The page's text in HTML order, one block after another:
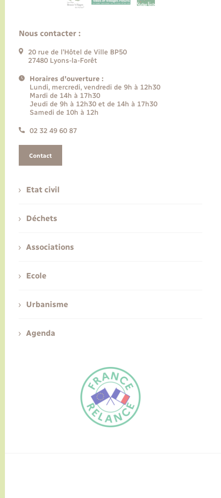
FR
Nous contacter :
20 rue de l’Hôtel de Ville BP50
27480 Lyons-la-Forêt
Horaires d'ouverture :
Lundi, mercredi, vendredi de 9h à 12h30
Mardi de 14h à 17h30
Jeudi de 9h à 12h30 et de 14h à 17h30
Samedi de 10h à 12h
02 32 49 60 87
Contact
Etat civil
Déchets
Associations
Ecole
Urbanisme
Agenda